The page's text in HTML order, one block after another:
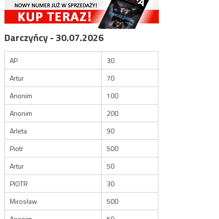
Darczyńcy - 30.07.2026
AP
30
Artur
70
Anonim
100
Anonim
200
Arleta
90
Piotr
500
Artur
50
PIOTR
30
Mirosław
500